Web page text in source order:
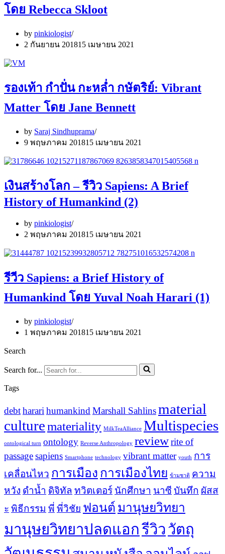
โดย Rebecca Skloot
by pinkiologist
2 กันยายน 201815 เมษายน 2021
รองเท้า กำปั่น กะหล่ำ กษัตริย์: Vibrant
Matter โดย Jane Bennett
by Saraj Sindhuprama
9 พฤษภาคม 201815 เมษายน 2021
เงินสร้างโลก – รีวิว Sapiens: A Brief
History of Humankind (2)
by pinkiologist
2 พฤษภาคม 201815 เมษายน 2021
รีวีว Sapiens: a Brief History of
Humankind โดย Yuval Noah Harari (1)
by pinkiologist
1 พฤษภาคม 201815 เมษายน 2021
Search
Search for...
Tags
debtharari humankind Marshall Sahlinsmaterial
culturemateriality MilkTeaAlliance Multispecies
ontological turn ontology Reverse Anthropology reviewrite of
passagesapiens Smartphone technology vibrant matter youth การ
เคลื่อนไหว การเมือง การเมืองไทย ข้ามชาติ ความ
หวัง ดำน้ำ ดิจิทัล ทวิตเตอร์ นักศึกษา นาซี บันทึก ผัสส
ะ พิธีกรรม พี่ พี่วิชัย ฟอนต์ มานุษยวิทยา
มานุษยวิทยาปลดแอกรีวิววัตถุ